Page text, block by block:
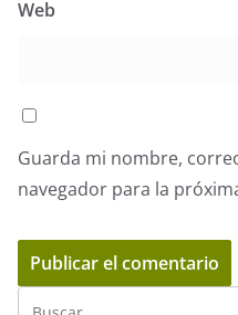
Web
Guarda mi nombre,
navegador para la